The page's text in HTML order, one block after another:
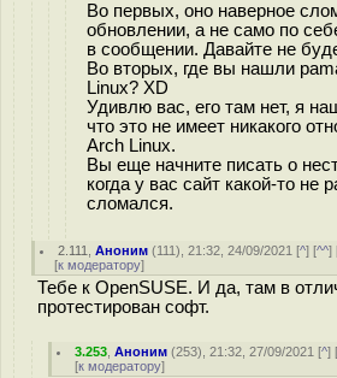
Во первых, оно наверное
обновлении, а не само по
в сообщении. Давайте не
Во вторых, где вы нашли
Linux? XD
Удивлю вас, его там нет, я
что это не имеет никакого
Arch Linux.
Вы еще начните писать о
когда у вас сайт какой-то не
сломался.
2.111 ,Аноним (111), 21:32, 24/09/2021 [^] [^^]
[к модератору]
Тебе к OpenSUSE. И да, там в
протестирован софт.
3.253 ,Аноним (253), 21:32, 27/09/2021 [^]
[к модератору]